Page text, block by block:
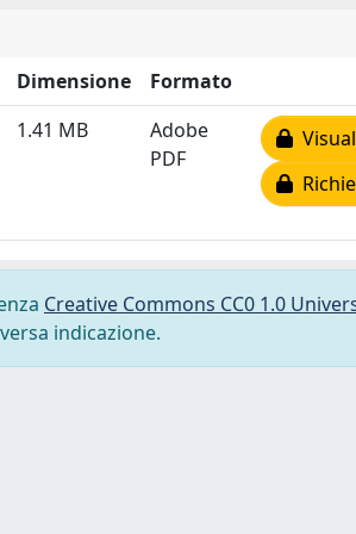
Dimensione
Formato
1.41 MB
Adobe
PDF
Creative Commons CC0 1.0
indicazione.